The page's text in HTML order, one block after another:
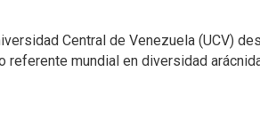
Central de Venezuela (UCV)
mundial en diversidad